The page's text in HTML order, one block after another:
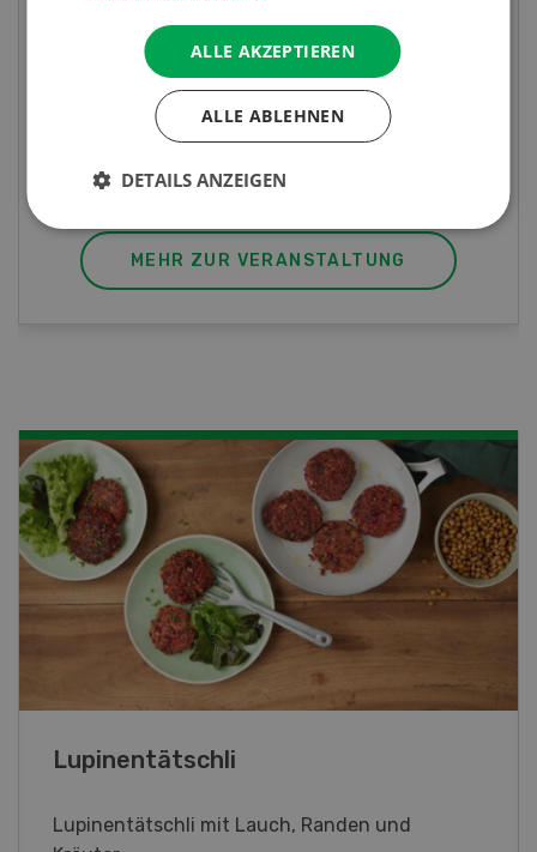
Sind Sie in der Fischzucht tätig oder
interessieren Sie sich für das Thema? In
diesem Fall ist unser FBA-Weiterbildungskurs
die perfekte Wahl für Sie. Der Abschluss lässt
sich mit einem Praktikum zum fachbezogenen,
berufsunabhängigen Ausweis erweitern.
MEHR ZUR VERANSTALTUNG
Frühlingsrollen
Frühlingsrollen mit Poulet
ALLE AKZEPTIEREN
ALLE ABLEHNEN
DETAILS ANZEIGEN